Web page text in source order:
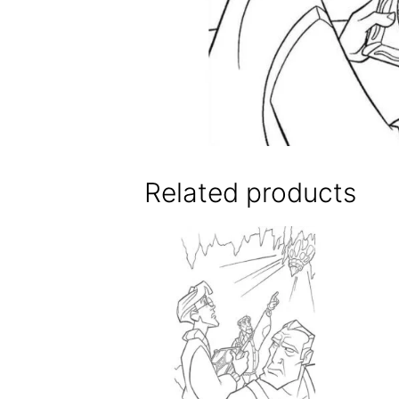
Related products